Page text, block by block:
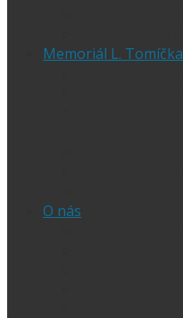
Memoriál L. Tomíčka
O nás